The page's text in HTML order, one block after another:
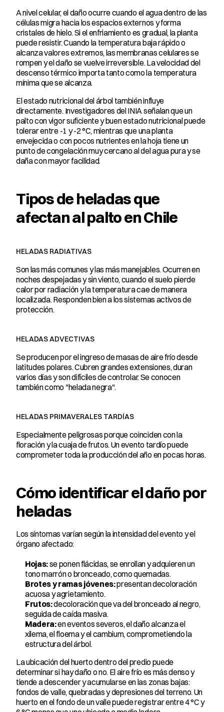
A nivel celular, el daño ocurre cuando el agua dentro de las
células migra hacia los espacios externos y forma
cristales de hielo. Si el enfriamiento es gradual, la planta
puede resistir. Cuando la temperatura baja rápido o
alcanza valores extremos, las membranas celulares se
rompen y el daño se vuelve irreversible. La velocidad del
descenso térmico importa tanto como la temperatura
mínima que se alcanza.
El estado nutricional del árbol también influye
directamente. Investigadores del INIA señalan que un
palto con vigor suficiente y buen estado nutricional puede
tolerar entre -1 y -2 °C, mientras que una planta
envejecida o con pocos nutrientes en la hoja tiene un
punto de congelación muy cercano al del agua pura y se
daña con mayor facilidad.
Tipos de heladas que
afectan al palto en Chile
HELADAS RADIATIVAS
Son las más comunes y las más manejables. Ocurren en
noches despejadas y sin viento, cuando el suelo pierde
calor por radiación y la temperatura cae de manera
localizada. Responden bien a los sistemas activos de
protección.
HELADAS ADVECTIVAS
Se producen por el ingreso de masas de aire frío desde
latitudes polares. Cubren grandes extensiones, duran
varios días y son difíciles de controlar. Se conocen
también como "helada negra".
HELADAS PRIMAVERALES TARDÍAS
Especialmente peligrosas porque coinciden con la
floración y la cuaja de frutos. Un evento tardío puede
comprometer toda la producción del año en pocas horas.
Cómo identificar el daño por
heladas
Los síntomas varían según la intensidad del evento y el
órgano afectado:
Hojas: se ponen flácidas, se enrollan y adquieren un
tono marrón o bronceado, como quemadas.
Brotes y ramas jóvenes: presentan decoloración
acuosa y agrietamiento.
Frutos: decoloración que va del bronceado al negro,
seguida de caída masiva.
Madera: en eventos severos, el daño alcanza el
xilema, el floema y el cambium, comprometiendo la
estructura del árbol.
La ubicación del huerto dentro del predio puede
determinar si hay daño o no. El aire frío es más denso y
tiende a descender y acumularse en las zonas bajas:
fondos de valle, quebradas y depresiones del terreno. Un
huerto en el fondo de un valle puede registrar entre 4 °C y